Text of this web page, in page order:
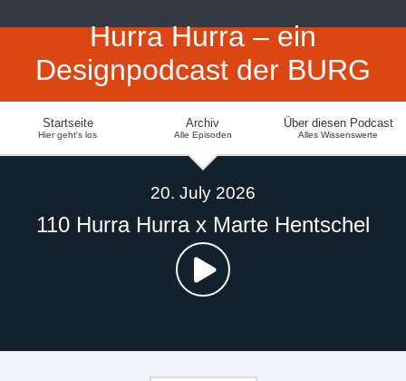
Hurra Hurra – ein
Designpodcast der BURG
Startseite
Hier geht's los
Archiv
Alle Episoden
Über diesen Podcast
Alles Wissenswerte
20. July 2026
110 Hurra Hurra x Marte Hentschel